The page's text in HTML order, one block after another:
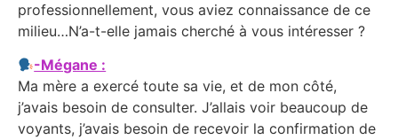
professionnellement, vous aviez connaissance de ce
milieu…N’a-t-elle jamais cherché à vous intéresser ?
-Mégane :
Ma mère a exercé toute sa vie, et de mon côté,
j’avais besoin de consulter. J’allais voir beaucoup de
voyants, j’avais besoin de recevoir la confirmation de